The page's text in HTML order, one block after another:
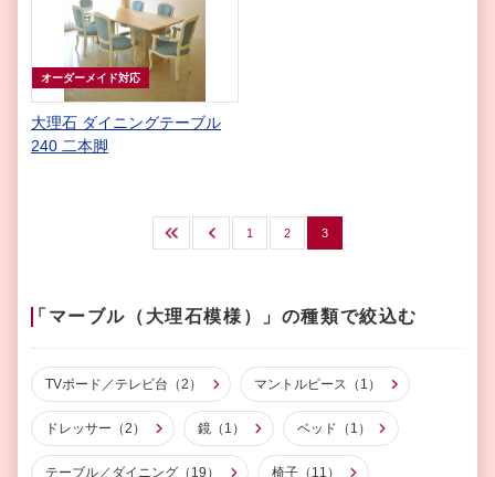
オーダーメイド対応
大理石 ダイニングテーブル
240 二本脚
最初 前へ 1 2 3
「マーブル（大理石模様）」の種類で絞込む
TVボード／テレビ台（2） マントルピース（1）
ドレッサー（2） 鏡（1） ベッド（1）
テーブル／ダイニング（19） 椅子（11）